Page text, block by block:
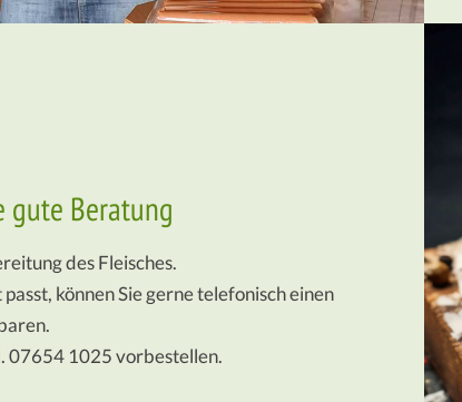
gute Beratung
des Fleisches.
können Sie gerne telefonisch einen
07654 1025 vorbestellen.